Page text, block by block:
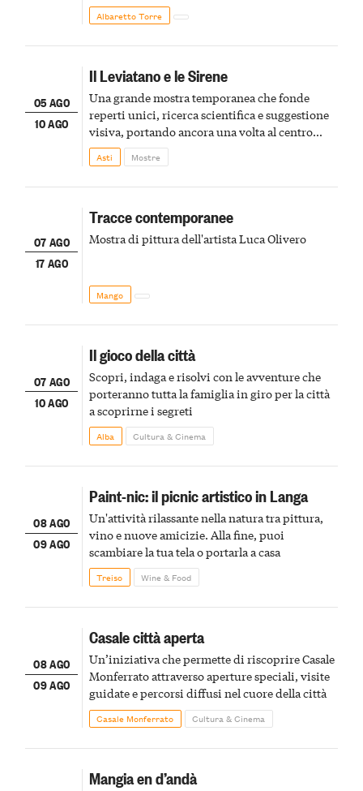
Albaretto Torre
05 AGO
10 AGO
Il Leviatano e le Sirene
Una grande mostra temporanea che fonde
reperti unici, ricerca scientifica e suggestione
visiva, portando ancora una volta al centro
della scena le meraviglie del passato astigiano
Asti Mostre
07 AGO
17 AGO
Tracce contemporanee
Mostra di pittura dell'artista Luca Olivero
Mango
07 AGO
10 AGO
Il gioco della città
Scopri, indaga e risolvi con le avventure che
porteranno tutta la famiglia in giro per la città
a scoprirne i segreti
Alba Cultura & Cinema
08 AGO
09 AGO
Paint-nic: il picnic artistico in Langa
Un'attività rilassante nella natura tra pittura,
vino e nuove amicizie. Alla fine, puoi
scambiare la tua tela o portarla a casa
Treiso Wine & Food
08 AGO
09 AGO
Casale città aperta
Un’iniziativa che permette di riscoprire Casale
Monferrato attraverso aperture speciali, visite
guidate e percorsi diffusi nel cuore della città
Casale Monferrato Cultura & Cinema
Mangia en d’andà